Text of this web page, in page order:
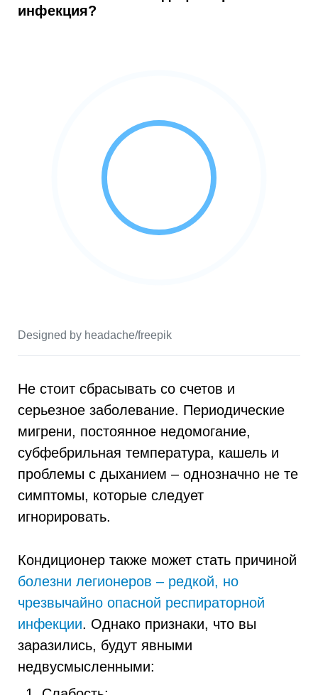
инфекция?
Designed by headache/freepik
Не стоит сбрасывать со счетов и
серьезное заболевание. Периодические
мигрени, постоянное недомогание,
субфебрильная температура, кашель и
проблемы с дыханием – однозначно не те
симптомы, которые следует
игнорировать.
Кондиционер также может стать причиной
болезни легионеров – редкой, но
чрезвычайно опасной респираторной
инфекции. Однако признаки, что вы
заразились, будут явными
недвусмысленными: